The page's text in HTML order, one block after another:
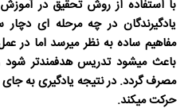
با استفاده از روش تحقیق در
یادگیرندگان در چه مرحله ای
مفاهیم ساده به نظر میرسد اما در
باعث میشود تدریس هدفمندتر
مصرف گردد. در نتیجه یادگیری به
حرکت میکند.